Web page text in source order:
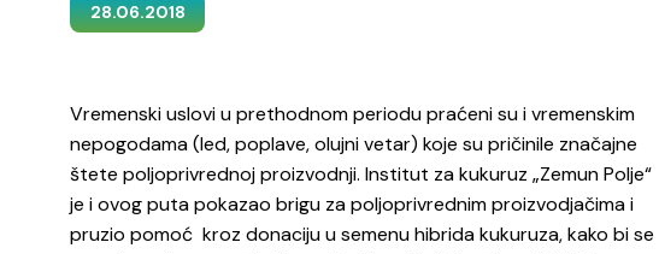
28.06.2018
Vremenski uslovi u prethodnom periodu praćeni su i vremenskim
nepogodama (led, poplave, olujni vetar) koje su pričinile značajne
štete poljoprivrednoj proizvodnji. Institut za kukuruz „Zemun Polje“
je i ovog puta pokazao brigu za poljoprivrednim proizvodjačima i
pruzio pomoć kroz donaciju u semenu hibrida kukuruza, kako bi se